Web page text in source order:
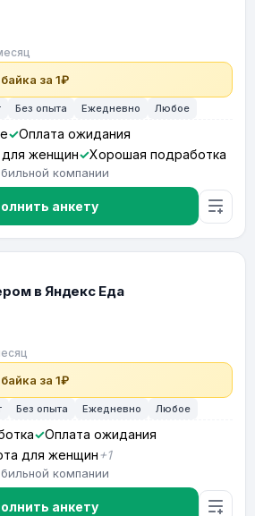
за 1₽
Без опыта Ежедневно Любое
Оплата ожидания
женщин
Хорошая подработка
компании
анкету
в Яндекс Еда
за 1₽
Без опыта Ежедневно Любое
Оплата ожидания
для женщин +1
компании
анкету